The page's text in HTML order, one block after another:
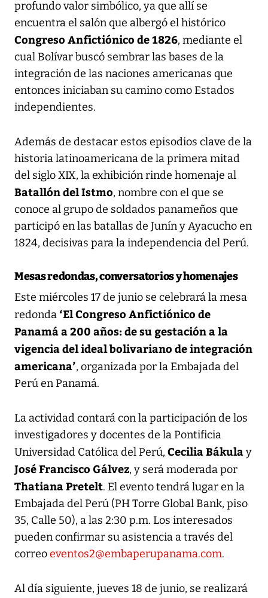
profundo valor simbólico, ya que allí se
encuentra el salón que albergó el histórico
Congreso Anfictiónico de 1826, mediante el
cual Bolívar buscó sembrar las bases de la
integración de las naciones americanas que
entonces iniciaban su camino como Estados
independientes.
Además de destacar estos episodios clave de la
historia latinoamericana de la primera mitad
del siglo XIX, la exhibición rinde homenaje al
Batallón del Istmo, nombre con el que se
conoce al grupo de soldados panameños que
participó en las batallas de Junín y Ayacucho en
1824, decisivas para la independencia del Perú.
Mesas redondas, conversatorios y homenajes
Este miércoles 17 de junio se celebrará la mesa
redonda ‘El Congreso Anfictiónico de
Panamá a 200 años: de su gestación a la
vigencia del ideal bolivariano de integración
americana’, organizada por la Embajada del
Perú en Panamá.
La actividad contará con la participación de los
investigadores y docentes de la Pontificia
Universidad Católica del Perú, Cecilia Bákulay
José Francisco Gálvez, y será moderada por
Thatiana Pretelt. El evento tendrá lugar en la
Embajada del Perú (PH Torre Global Bank, piso
35, Calle 50), a las 2:30 p.m. Los interesados
pueden confirmar su asistencia a través del
correoeventos2@embaperupanama.com.
Al día siguiente, jueves 18 de junio, se realizará